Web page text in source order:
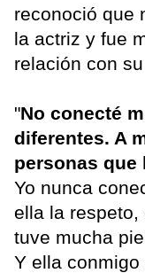
reconoció que
la actriz y fue
relación con
"No conecté
diferentes. A
personas que
Yo nunca
ella la respeto,
tuve mucha
Y ella